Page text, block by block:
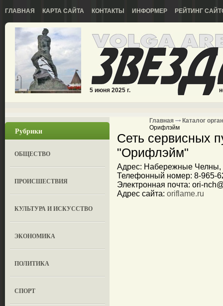
ГЛАВНАЯ КАРТА САЙТА КОНТАКТЫ ИНФОРМЕР РЕЙТИНГ
5 июня 2025 г.
Рубрики
ОБЩЕСТВО
ПРОИСШЕСТВИЯ
КУЛЬТУРА И ИСКУССТВО
ЭКОНОМИКА
ПОЛИТИКА
СПОРТ
Главная
Каталог
Орифлэйм
Сеть сервисных
"Орифлэйм"
Адрес: Набережные Челны,
Телефонный номер: 8-965-
Электронная почта: ori-
Адрес сайта: oriflame.ru